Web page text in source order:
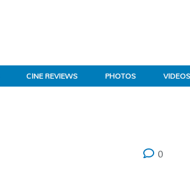
CINE REVIEWS PHOTOS VIDEOS
0